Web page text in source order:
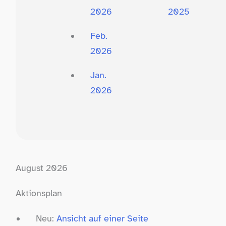
2026
Feb.
2026
Jan.
2026
2025
August 2026
Aktionsplan
Neu: Ansicht auf einer Seite